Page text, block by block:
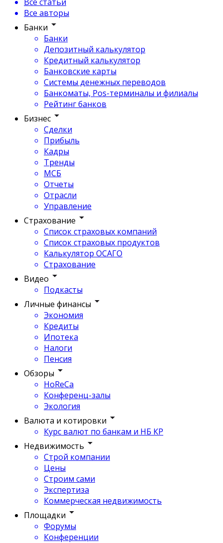
Все авторы
Банки
Банки
Депозитный калькулятор
Кредитный калькулятор
Банковские карты
Системы денежных переводов
Банкоматы, Pos-терминалы и филиалы
Рейтинг банков
Бизнес
Сделки
Прибыль
Кадры
Тренды
МСБ
Отчеты
Отрасли
Управление
Страхование
Список страховых компаний
Список страховых продуктов
Калькулятор ОСАГО
Страхование
Видео
Подкасты
Личные финансы
Экономия
Кредиты
Ипотека
Налоги
Пенсия
Обзоры
HoReCa
Конференц-залы
Экология
Валюта и котировки
Курс валют по банкам и НБ КР
Недвижимость
Строй компании
Цены
Строим сами
Экспертиза
Коммерческая недвижимость
Площадки
Форумы
Конференции